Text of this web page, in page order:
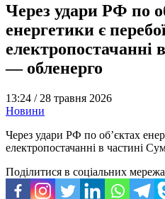
Через удари РФ по
енергетики є
— обленерго
13:24 / 28 травня 2026
Новини
Через удари РФ по об’єктах
електропостачанні в частині
Поділитися в соціальних